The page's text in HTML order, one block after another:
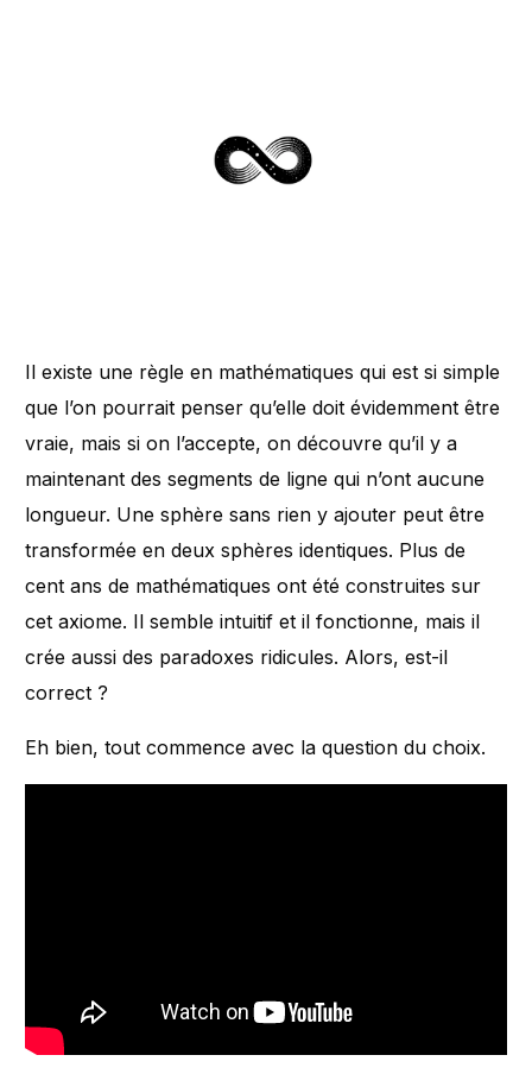
Il existe une règle en mathématiques qui est si simple
que l’on pourrait penser qu’elle doit évidemment être
vraie, mais si on l’accepte, on découvre qu’il y a
maintenant des segments de ligne qui n’ont aucune
longueur. Une sphère sans rien y ajouter peut être
transformée en deux sphères identiques. Plus de
cent ans de mathématiques ont été construites sur
cet axiome. Il semble intuitif et il fonctionne, mais il
crée aussi des paradoxes ridicules. Alors, est-il
correct ?
Eh bien, tout commence avec la question du choix.